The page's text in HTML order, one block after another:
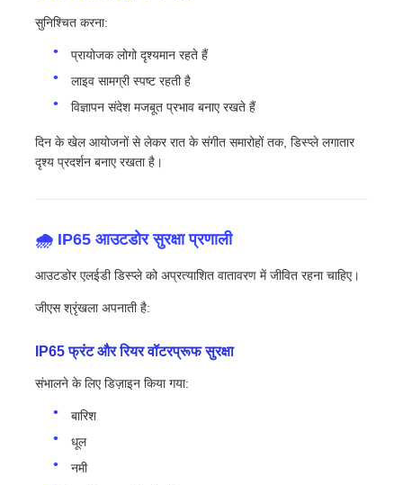
सुनिश्चित करना:
प्रायोजक लोगो दृश्यमान रहते हैं
लाइव सामग्री स्पष्ट रहती है
विज्ञापन संदेश मजबूत प्रभाव बनाए रखते हैं
दिन के खेल आयोजनों से लेकर रात के संगीत समारोहों तक, डिस्प्ले लगातार
दृश्य प्रदर्शन बनाए रखता है।
🌧️ IP65 आउटडोर सुरक्षा प्रणाली
आउटडोर एलईडी डिस्प्ले को अप्रत्याशित वातावरण में जीवित रहना चाहिए।
जीएस श्रृंखला अपनाती है:
IP65 फ्रंट और रियर वॉटरप्रूफ सुरक्षा
संभालने के लिए डिज़ाइन किया गया:
बारिश
धूल
नमी